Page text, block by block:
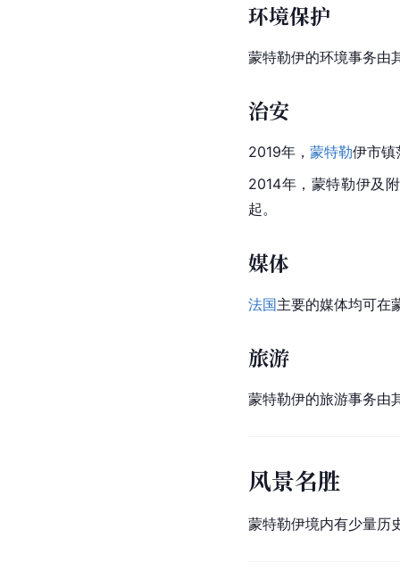
环境保护
蒙特勒伊的环境事务由
治安
2019年， 蒙特勒伊市镇
2014年，蒙特勒伊及
起。
媒体
法国主要的媒体均可在
旅游
蒙特勒伊的旅游事务由
风景名胜
蒙特勒伊境内有少量历